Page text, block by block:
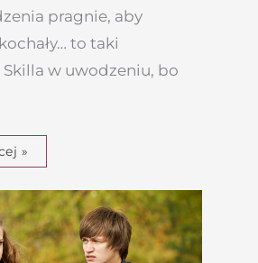
pragnie, aby
to taki
w uwodzeniu, bo
»